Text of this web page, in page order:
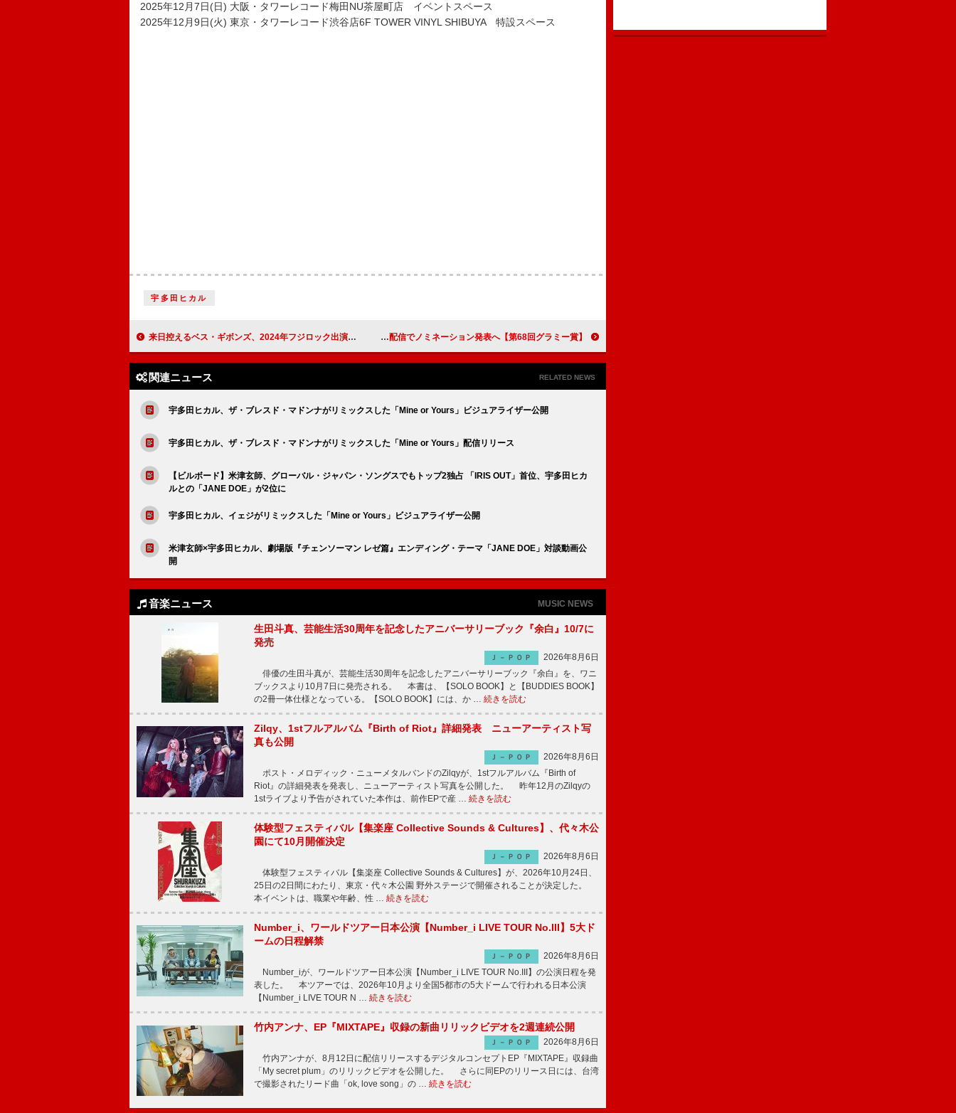
2025年12月7日(日) 大阪・タワーレコード梅田NU茶屋町店 イベントスペース
2025年12月9日(火) 東京・タワーレコード渋谷店6F TOWER VINYL SHIBUYA 特設スペース
宇多田ヒカル
来日控えるベス・ギボンズ、2024年フジロック出演時の「Floating on A Moment」映像公開 【第68回グラミー賞】サブリナ・カーペンター／チャペル・ローンらがライブ配信でノミネーション発表へ
関連ニュース RELATED NEWS
宇多田ヒカル、ザ・ブレスド・マドンナがリミックスした「Mine or Yours」ビジュアライザー公開
宇多田ヒカル、ザ・ブレスド・マドンナがリミックスした「Mine or Yours」配信リリース
【ビルボード】米津玄師、グローバル・ジャパン・ソングスでもトップ2独占 「IRIS OUT」首位、宇多田ヒカ
ルとの「JANE DOE」が2位に
宇多田ヒカル、イェジがリミックスした「Mine or Yours」ビジュアライザー公開
米津玄師×宇多田ヒカル、劇場版『チェンソーマン レゼ篇』エンディング・テーマ「JANE DOE」対談動画公
開
音楽ニュース MUSIC NEWS
生田斗真、芸能生活30周年を記念したアニバーサリーブック『余白』10/7に
発売
Ｊ－ＰＯＰ
2026年8月6日
俳優の生田斗真が、芸能生活30周年を記念したアニバーサリーブック『余白』を、ワニ
ブックスより10月7日に発売される。 本書は、【SOLO BOOK】と【BUDDIES BOOK】
の2冊一体仕様となっている。【SOLO BOOK】には、か … 続きを読む
Zilqy、1stフルアルバム『Birth of Riot』詳細発表 ニューアーティスト写
真も公開
Ｊ－ＰＯＰ
2026年8月6日
ポスト・メロディック・ニューメタルバンドのZilqyが、1stフルアルバム『Birth of
Riot』の詳細発表を発表し、ニューアーティスト写真を公開した。 昨年12月のZilqyの
1stライブより予告がされていた本作は、前作EPで産 … 続きを読む
体験型フェスティバル【集楽座 Collective Sounds & Cultures】、代々木公
園にて10月開催決定
Ｊ－ＰＯＰ
2026年8月6日
体験型フェスティバル【集楽座 Collective Sounds & Cultures】が、2026年10月24日、
25日の2日間にわたり、東京・代々木公園 野外ステージで開催されることが決定した。
本イベントは、職業や年齢、性 … 続きを読む
Number_i、ワールドツアー日本公演【Number_i LIVE TOUR No.III】5大ド
ームの日程解禁
Ｊ－ＰＯＰ
2026年8月6日
Number_iが、ワールドツアー日本公演【Number_i LIVE TOUR No.III】の公演日程を発
表した。 本ツアーでは、2026年10月より全国5都市の5大ドームで行われる日本公演
【Number_i LIVE TOUR N … 続きを読む
竹内アンナ、EP『MIXTAPE』収録の新曲リリックビデオを2週連続公開
Ｊ－ＰＯＰ
2026年8月6日
竹内アンナが、8月12日に配信リリースするデジタルコンセプトEP『MIXTAPE』収録曲
「My secret plum」のリリックビデオを公開した。 さらに同EPのリリース日には、台湾
で撮影されたリード曲「ok, love song」の … 続きを読む